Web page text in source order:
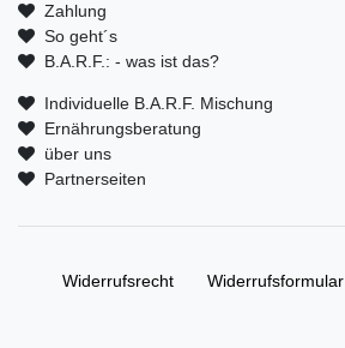
Zahlung
So geht´s
B.A.R.F.: - was ist das?
Individuelle B.A.R.F. Mischung
Ernährungsberatung
über uns
Partnerseiten
Widerrufs­recht Widerrufs­formular